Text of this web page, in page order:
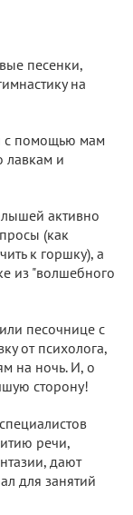
песенки,
на
с помощью мам
лавкам и
активно
(как
к горшку), а
из "волшебного
песочнице с
от психолога,
на ночь. И, о
сторону!
речи,
дают
для занятий